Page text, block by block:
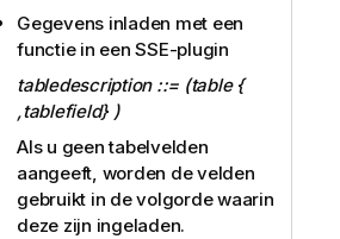
Gegevens inladen met een
functie in een SSE-plugin
tabledescription ::= (table {
,tablefield} )
Als u geen tabelvelden
aangeeft, worden de velden
gebruikt in de volgorde waarin
deze zijn ingeladen.